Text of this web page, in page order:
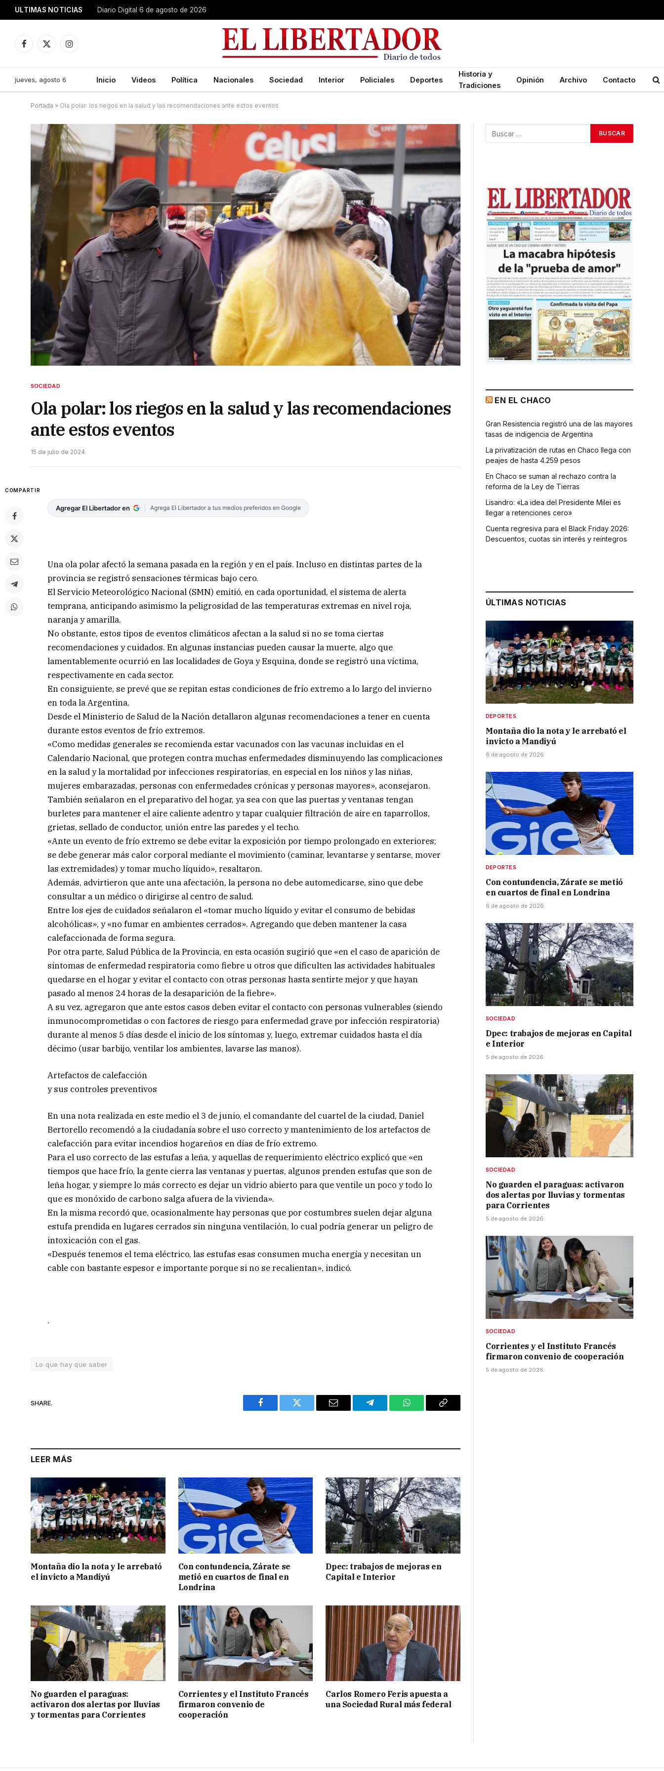
ULTIMAS NOTICIAS Diario Digital 6 de agosto de 2026
Facebook
X
Instagram
jueves, agosto 6 Inicio Videos Política Nacionales Sociedad Interior Policiales Deportes
Historia y
Tradiciones
Opinión Archivo Contacto
Portada » Ola polar: los riegos en la salud y las recomendaciones ante estos eventos
SOCIEDAD
Ola polar: los riegos en la salud y las recomendaciones
ante estos eventos
15 de julio de 2024
COMPARTIR
Agregar El Libertador en Agrega El Libertador a tus medios preferidos en Google
Una ola polar afectó la semana pasada en la región y en el país. Incluso en distintas partes de la
provincia se registró sensaciones térmicas bajo cero.
El Servicio Meteorológico Nacional (SMN) emitió, en cada oportunidad, el sistema de alerta
temprana, anticipando asimismo la peligrosidad de las temperaturas extremas en nivel roja,
naranja y amarilla.
No obstante, estos tipos de eventos climáticos afectan a la salud si no se toma ciertas
recomendaciones y cuidados. En algunas instancias pueden causar la muerte, algo que
lamentablemente ocurrió en las localidades de Goya y Esquina, donde se registró una víctima,
respectivamente en cada sector.
En consiguiente, se prevé que se repitan estas condiciones de frío extremo a lo largo del invierno
en toda la Argentina.
Desde el Ministerio de Salud de la Nación detallaron algunas recomendaciones a tener en cuenta
durante estos eventos de frío extremos.
«Como medidas generales se recomienda estar vacunados con las vacunas incluidas en el
Calendario Nacional, que protegen contra muchas enfermedades disminuyendo las complicaciones
en la salud y la mortalidad por infecciones respiratorias, en especial en los niños y las niñas,
mujeres embarazadas, personas con enfermedades crónicas y personas mayores», aconsejaron.
También señalaron en el preparativo del hogar, ya sea con que las puertas y ventanas tengan
burletes para mantener el aire caliente adentro y tapar cualquier filtración de aire en taparrollos,
grietas, sellado de conductor, unión entre las paredes y el techo.
«Ante un evento de frío extremo se debe evitar la exposición por tiempo prolongado en exteriores;
se debe generar más calor corporal mediante el movimiento (caminar, levantarse y sentarse, mover
las extremidades) y tomar mucho líquido», resaltaron.
Además, advirtieron que ante una afectación, la persona no debe automedicarse, sino que debe
consultar a un médico o dirigirse al centro de salud.
Entre los ejes de cuidados señalaron el «tomar mucho líquido y evitar el consumo de bebidas
alcohólicas», y «no fumar en ambientes cerrados». Agregando que deben mantener la casa
calefaccionada de forma segura.
Por otra parte, Salud Pública de la Provincia, en esta ocasión sugirió que «en el caso de aparición de
síntomas de enfermedad respiratoria como fiebre u otros que dificulten las actividades habituales
quedarse en el hogar y evitar el contacto con otras personas hasta sentirte mejor y que hayan
pasado al menos 24 horas de la desaparición de la fiebre».
A su vez, agregaron que ante estos casos deben evitar el contacto con personas vulnerables (siendo
inmunocomprometidas o con factores de riesgo para enfermedad grave por infección respiratoria)
durante al menos 5 días desde el inicio de los síntomas y, luego, extremar cuidados hasta el día
décimo (usar barbijo, ventilar los ambientes, lavarse las manos).
Artefactos de calefacción
y sus controles preventivos
En una nota realizada en este medio el 3 de junio, el comandante del cuartel de la ciudad, Daniel
Bertorello recomendó a la ciudadanía sobre el uso correcto y mantenimiento de los artefactos de
calefacción para evitar incendios hogareños en días de frío extremo.
Para el uso correcto de las estufas a leña, y aquellas de requerimiento eléctrico explicó que «en
tiempos que hace frío, la gente cierra las ventanas y puertas, algunos prenden estufas que son de
leña hogar, y siempre lo más correcto es dejar un vidrio abierto para que ventile un poco y todo lo
que es monóxido de carbono salga afuera de la vivienda».
En la misma recordó que, ocasionalmente hay personas que por costumbres suelen dejar alguna
estufa prendida en lugares cerrados sin ninguna ventilación, lo cual podría generar un peligro de
intoxicación con el gas.
«Después tenemos el tema eléctrico, las estufas esas consumen mucha energía y necesitan un
cable con bastante espesor e importante porque si no se recalientan», indicó.
.
Lo que hay que saber
SHARE.
Facebook Twitter Email Telegram WhatsAppCopy
LEER MÁS
Montaña dio la nota y le arrebató
el invicto a Mandiyú
Con contundencia, Zárate se
metió en cuartos de final en
Londrina
Dpec: trabajos de mejoras en
Capital e Interior
No guarden el paraguas:
activaron dos alertas por lluvias
y tormentas para Corrientes
Corrientes y el Instituto Francés
firmaron convenio de
cooperación
Carlos Romero Feris apuesta a
una Sociedad Rural más federal
EN EL CHACO
Gran Resistencia registró una de las mayores
tasas de indigencia de Argentina
La privatización de rutas en Chaco llega con
peajes de hasta 4.259 pesos
En Chaco se suman al rechazo contra la
reforma de la Ley de Tierras
Lisandro: «La idea del Presidente Milei es
llegar a retenciones cero»
Cuenta regresiva para el Black Friday 2026:
Descuentos, cuotas sin interés y reintegros
ÚLTIMAS NOTICIAS
DEPORTES
Montaña dio la nota y le arrebató el
invicto a Mandiyú
6 de agosto de 2026
DEPORTES
Con contundencia, Zárate se metió
en cuartos de final en Londrina
6 de agosto de 2026
SOCIEDAD
Dpec: trabajos de mejoras en Capital
e Interior
5 de agosto de 2026
SOCIEDAD
No guarden el paraguas: activaron
dos alertas por lluvias y tormentas
para Corrientes
5 de agosto de 2026
SOCIEDAD
Corrientes y el Instituto Francés
firmaron convenio de cooperación
5 de agosto de 2026